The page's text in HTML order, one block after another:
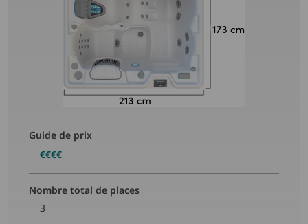
Guide de prix
€€€€
Nombre total de places
3